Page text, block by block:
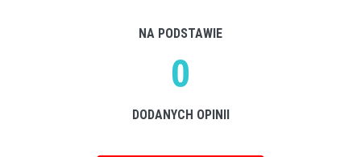
NA PODSTAWIE
0
DODANYCH OPINII